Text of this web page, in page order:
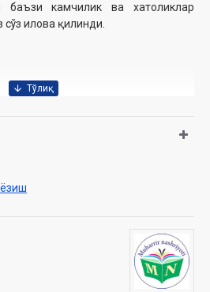
баъзи камчилик ва хатоликлар
сўз илова қилинди.
ва саломлар ёғилсин. Намознинг
таолодан яхшилик-савоб умидида
ва шу сабаб ила Аллоҳ таоло
захира айласа. Хўш, намоз нима